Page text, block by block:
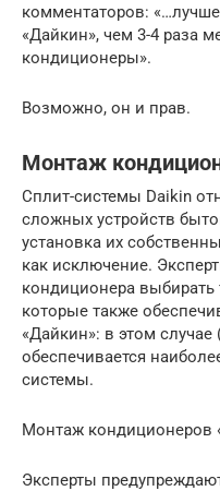
комментаторов:
«Дайкин», чем 3-4 раза
кондиционеры».
Возможно, он и прав.
Монтаж
Сплит-системы Daikin
сложных устройств
установка их
как исключение.
кондиционера выбирать
которые также
«Дайкин»: в этом
обеспечивается
системы.
Монтаж кондиционеров
Эксперты